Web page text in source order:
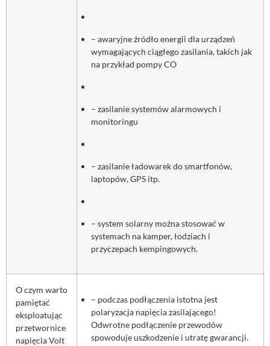
– awaryjne źródło energii dla urządzeń
wymagających ciągłego zasilania, takich jak
na przykład pompy CO
– zasilanie systemów alarmowych i
monitoringu
– zasilanie ładowarek do smartfonów,
laptopów, GPS itp.
– system solarny można stosować w
systemach na kamper, łodziach i
przyczepach kempingowych.
O czym warto
pamiętać
eksploatując
przetwornice
napięcia Volt
– podczas podłączenia istotna jest
polaryzacja napięcia zasilającego!
Odwrotne podłączenie przewodów
spowoduje uszkodzenie i utratę gwarancji.